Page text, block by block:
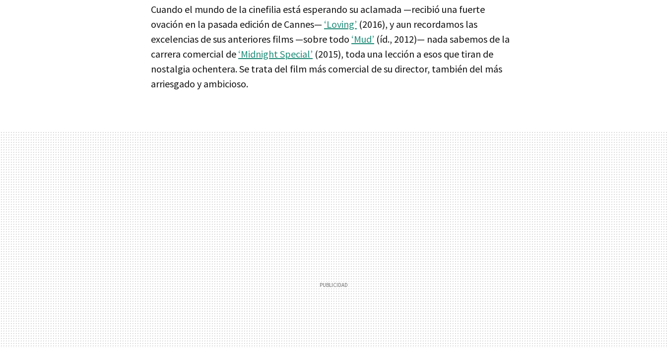
Cuando el mundo de la cinefilia está esperando su aclamada —recibió una fuerte
ovación en la pasada edición de Cannes— ‘Loving’ (2016), y aun recordamos las
excelencias de sus anteriores films —sobre todo ‘Mud’ (íd., 2012)— nada sabemos de la
carrera comercial de ‘Midnight Special’ (2015), toda una lección a esos que tiran de
nostalgia ochentera. Se trata del film más comercial de su director, también del más
arriesgado y ambicioso.